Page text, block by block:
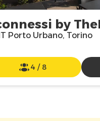
by
Porto Urbano, Torino
4 / 8